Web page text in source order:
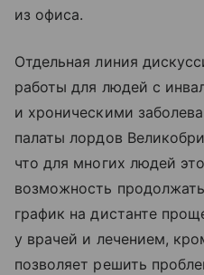
из офиса.
Отдельная линия
работы для людей с
и хроническими
палаты лордов
что для многих людей
возможность
график на дистанте
у врачей и лечением,
позволяет решить